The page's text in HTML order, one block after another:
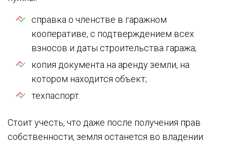
справка о членстве в гаражном
кооперативе, с подтверждением всех
взносов и даты строительства гаража;
копия документа на аренду земли, на
котором находится объект;
техпаспорт.
Стоит учесть, что даже после получения прав
собственности, земля останется во владении